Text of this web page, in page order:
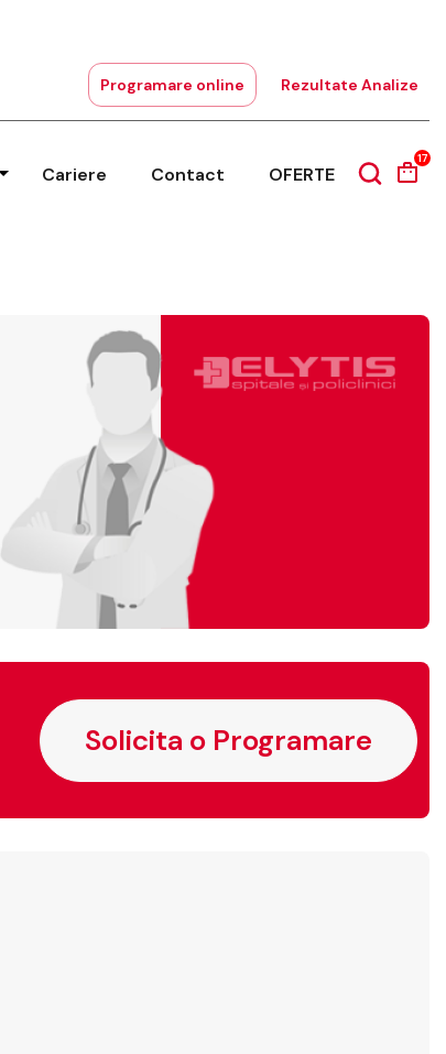
Programare online Rezultate Analize
Cariere Contact OFERTE
17
Solicita o Programare